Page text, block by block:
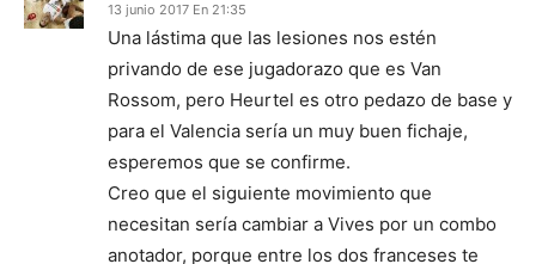
13 junio 2017 En 21:35
Una lástima que las lesiones nos estén
privando de ese jugadorazo que es Van
Rossom, pero Heurtel es otro pedazo de base y
para el Valencia sería un muy buen fichaje,
esperemos que se confirme.
Creo que el siguiente movimiento que
necesitan sería cambiar a Vives por un combo
anotador, porque entre los dos franceses te